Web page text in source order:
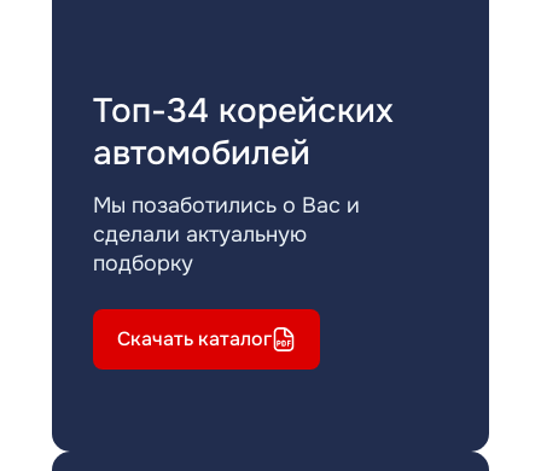
Топ-34 корейских
автомобилей
Мы позаботились о Вас и
сделали актуальную
подборку
Скачать каталог